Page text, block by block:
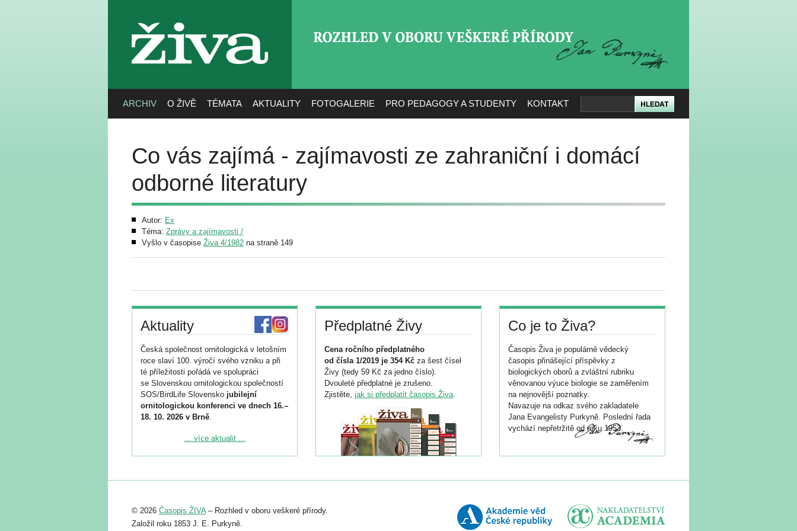
živa
ARCHIV O ŽIVĚ TÉMATA AKTUALITY FOTOGALERIE PRO PEDAGOGY A STUDENTY KONTAKT
Co vás zajímá - zajímavosti ze zahraniční i domácí
odborné literatury
Autor: Ex
Téma: Zprávy a zajímavosti /
Vyšlo v časopise Živa 4/1982 na straně 149
Aktuality
Česká společnost ornitologická v letošním
roce slaví 100. výročí svého vzniku a při
té příležitosti pořádá ve spolupráci
se Slovenskou ornitologickou společností
SOS/BirdLife Slovensko jubilejní
ornitologickou konferenci ve dnech 16.–
18. 10. 2026 v Brně.
Podrobnější informace ke konferenci
Registrovat se můžete do 6. září.
abstraktu přihlášené přednášky nebo
posteru je už 30. června.
... více aktualit ...
Předplatné Živy
Cena ročního předplatného
od čísla 1/2019 je 354 Kč za šest čísel
Živy (tedy 59 Kč za jedno číslo).
Dvouleté předplatné je zrušeno.
Zjistěte, jak si předplatit časopis Živa.
Co je to Živa?
Časopis Živa je populárně vědecký
časopis přinášející příspěvky z
biologických oborů a zvláštní rubriku
věnovanou výuce biologie se zaměřením
na nejnovější poznatky.
Navazuje na odkaz svého zakladatele
Jana Evangelisty Purkyně. Poslední řada
vychází nepřetržitě od roku 1953.
© 2026 Časopis ŽIVA– Rozhled v oboru veškeré přírody.
Založil roku 1853 J. E. Purkyně.